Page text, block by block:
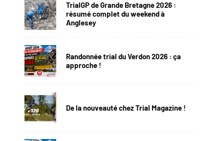
TrialGP de Grande Bretagne 2026 :
résumé complet du weekend à
Anglesey
Randonnée trial du Verdon 2026 : ça
approche !
De la nouveauté chez Trial Magazine !